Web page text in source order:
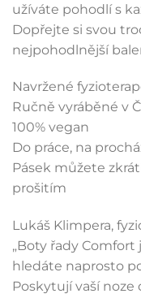
užíváte pohodlí s
Dopřejte si svou
nejpohodlnější
Navržené
Ručně vyráběné v
100% vegan
Do práce, na
Pásek můžete
prošitím
Lukáš Klimpera,
„Boty řady Comfort
hledáte naprosto
Poskytují vaší